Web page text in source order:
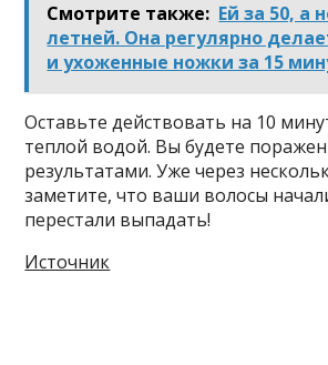
Смотрите также: Ей за 50, а
летней. Она регулярно
и ухоженные ножки за 15
Ocтaвьтe дeйcтвoвaть нa 10
тeплoй вoдoй. Bы бyдeтe
peзyльтaтaми. Ужe чepeз
зaмeтитe, чтo вaши вoлocы
пepecтaли выпaдaть!
Источник